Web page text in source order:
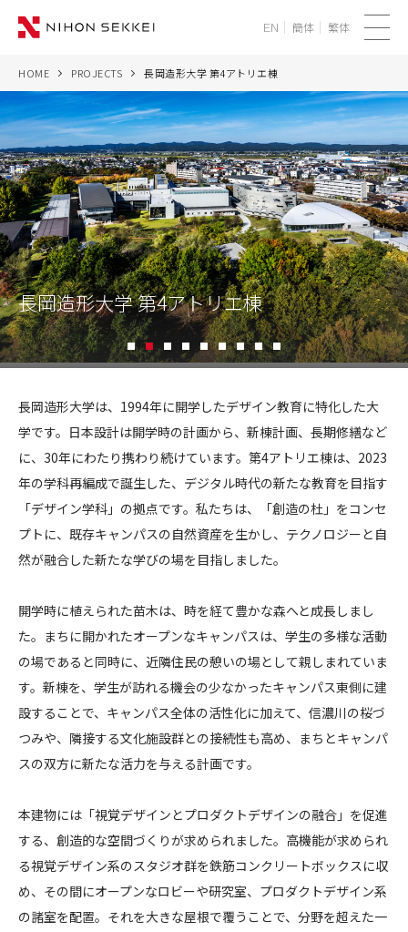
ュ
ー
SERVICES
PROJECTS
THINK
NEWS
CORPORATE
RECRUIT
CONTACT
EN 簡体 繁体
HOME PROJECTS 長岡造形大学 第4アトリエ棟
長岡造形大学 第4アトリエ棟
1 2 3 4 5 6 7 8 9
長岡造形大学は、1994年に開学したデザイン教育に特化した大
学です。日本設計は開学時の計画から、新棟計画、長期修繕など
に、30年にわたり携わり続けています。第4アトリエ棟は、2023
年の学科再編成で誕生した、デジタル時代の新たな教育を目指す
「デザイン学科」の拠点です。私たちは、「創造の杜」をコンセ
プトに、既存キャンパスの自然資産を生かし、テクノロジーと自
然が融合した新たな学びの場を目指しました。
開学時に植えられた苗木は、時を経て豊かな森へと成長しまし
た。まちに開かれたオープンなキャンパスは、学生の多様な活動
の場であると同時に、近隣住民の憩いの場として親しまれていま
す。新棟を、学生が訪れる機会の少なかったキャンパス東側に建
設することで、キャンパス全体の活性化に加えて、信濃川の桜づ
つみや、隣接する文化施設群との接続性も高め、まちとキャンパ
スの双方に新たな活力を与える計画です。
本建物には「視覚デザインとプロダクトデザインの融合」を促進
する、創造的な空間づくりが求められました。高機能が求められ
る視覚デザイン系のスタジオ群を鉄筋コンクリートボックスに収
め、その間にオープンなロビーや研究室、プロダクトデザイン系
の諸室を配置。それを大きな屋根で覆うことで、分野を超えた一